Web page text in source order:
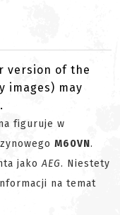
version of the
images) may
figuruje w
M60VN.
jakoAEG. Niestety
na temat